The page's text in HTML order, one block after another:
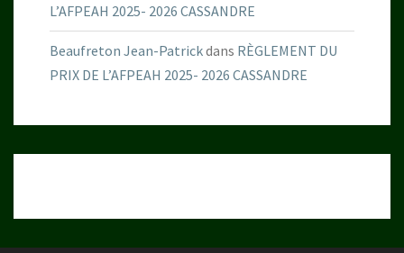
L’AFPEAH 2025- 2026 CASSANDRE
Beaufreton Jean-Patrickdans RÈGLEMENT DU
PRIX DE L’AFPEAH 2025- 2026 CASSANDRE